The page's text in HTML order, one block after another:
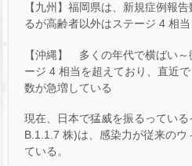
【九州】福岡県は、新規症例報
るが高齢者以外はステージ 4 相当
【沖縄】 多くの年代で横ばい
ージ 4 相当を超えており、直近
数が急増している
現在、日本で猛威を振るってい
B.1.1.7 株)は、感染力が従来の
ている。